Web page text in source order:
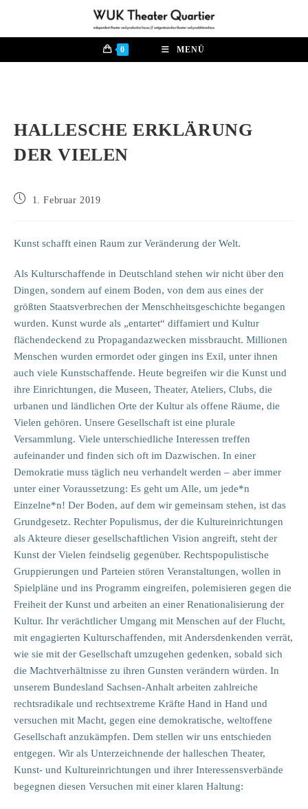
springen
0 MENÜ
HALLESCHE ERKLÄRUNG
DER VIELEN
Beitrag1. Februar 2019
Kunst schafft einen Raum zur Veränderung der Welt.
Als Kulturschaffende in Deutschland stehen wir nicht über den
Dingen, sondern auf einem Boden, von dem aus eines der
größten Staatsverbrechen der Menschheitsgeschichte begangen
wurden. Kunst wurde als „entartet“ diffamiert und Kultur
flächendeckend zu Propagandazwecken missbraucht. Millionen
Menschen wurden ermordet oder gingen ins Exil, unter ihnen
auch viele Kunstschaffende. Heute begreifen wir die Kunst und
ihre Einrichtungen, die Museen, Theater, Ateliers, Clubs, die
urbanen und ländlichen Orte der Kultur als offene Räume, die
Vielen gehören. Unsere Gesellschaft ist eine plurale
Versammlung. Viele unterschiedliche Interessen treffen
aufeinander und finden sich oft im Dazwischen. In einer
Demokratie muss täglich neu verhandelt werden – aber immer
unter einer Voraussetzung: Es geht um Alle, um jede*n
Einzelne*n! Der Boden, auf dem wir gemeinsam stehen, ist das
Grundgesetz. Rechter Populismus, der die Kultureinrichtungen
als Akteure dieser gesellschaftlichen Vision angreift, steht der
Kunst der Vielen feindselig gegenüber. Rechtspopulistische
Gruppierungen und Parteien stören Veranstaltungen, wollen in
Spielpläne und ins Programm eingreifen, polemisieren gegen die
Freiheit der Kunst und arbeiten an einer Renationalisierung der
Kultur. Ihr verächtlicher Umgang mit Menschen auf der Flucht,
mit engagierten Kulturschaffenden, mit Andersdenkenden verrät,
wie sie mit der Gesellschaft umzugehen gedenken, sobald sich
die Machtverhältnisse zu ihren Gunsten verändern würden. In
unserem Bundesland Sachsen-Anhalt arbeiten zahlreiche
rechtsradikale und rechtsextreme Kräfte Hand in Hand und
versuchen mit Macht, gegen eine demokratische, weltoffene
Gesellschaft anzukämpfen. Dem stellen wir uns entschieden
entgegen. Wir als Unterzeichnende der halleschen Theater,
Kunst- und Kultureinrichtungen und ihrer Interessensverbände
begegnen diesen Versuchen mit einer klaren Haltung: